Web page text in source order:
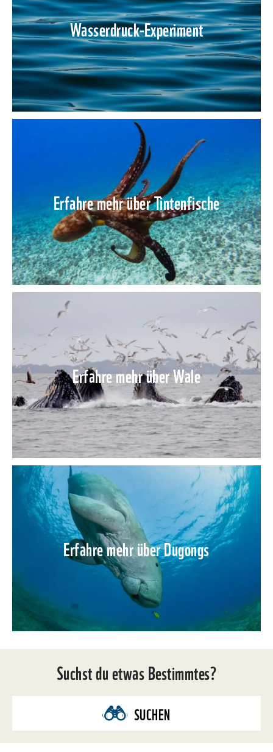
Wasserdruck-Experiment
Erfahre mehr über Tintenfische
Erfahre mehr über Wale
Erfahre mehr über Dugongs
Suchst du etwas Bestimmtes?
SUCHEN